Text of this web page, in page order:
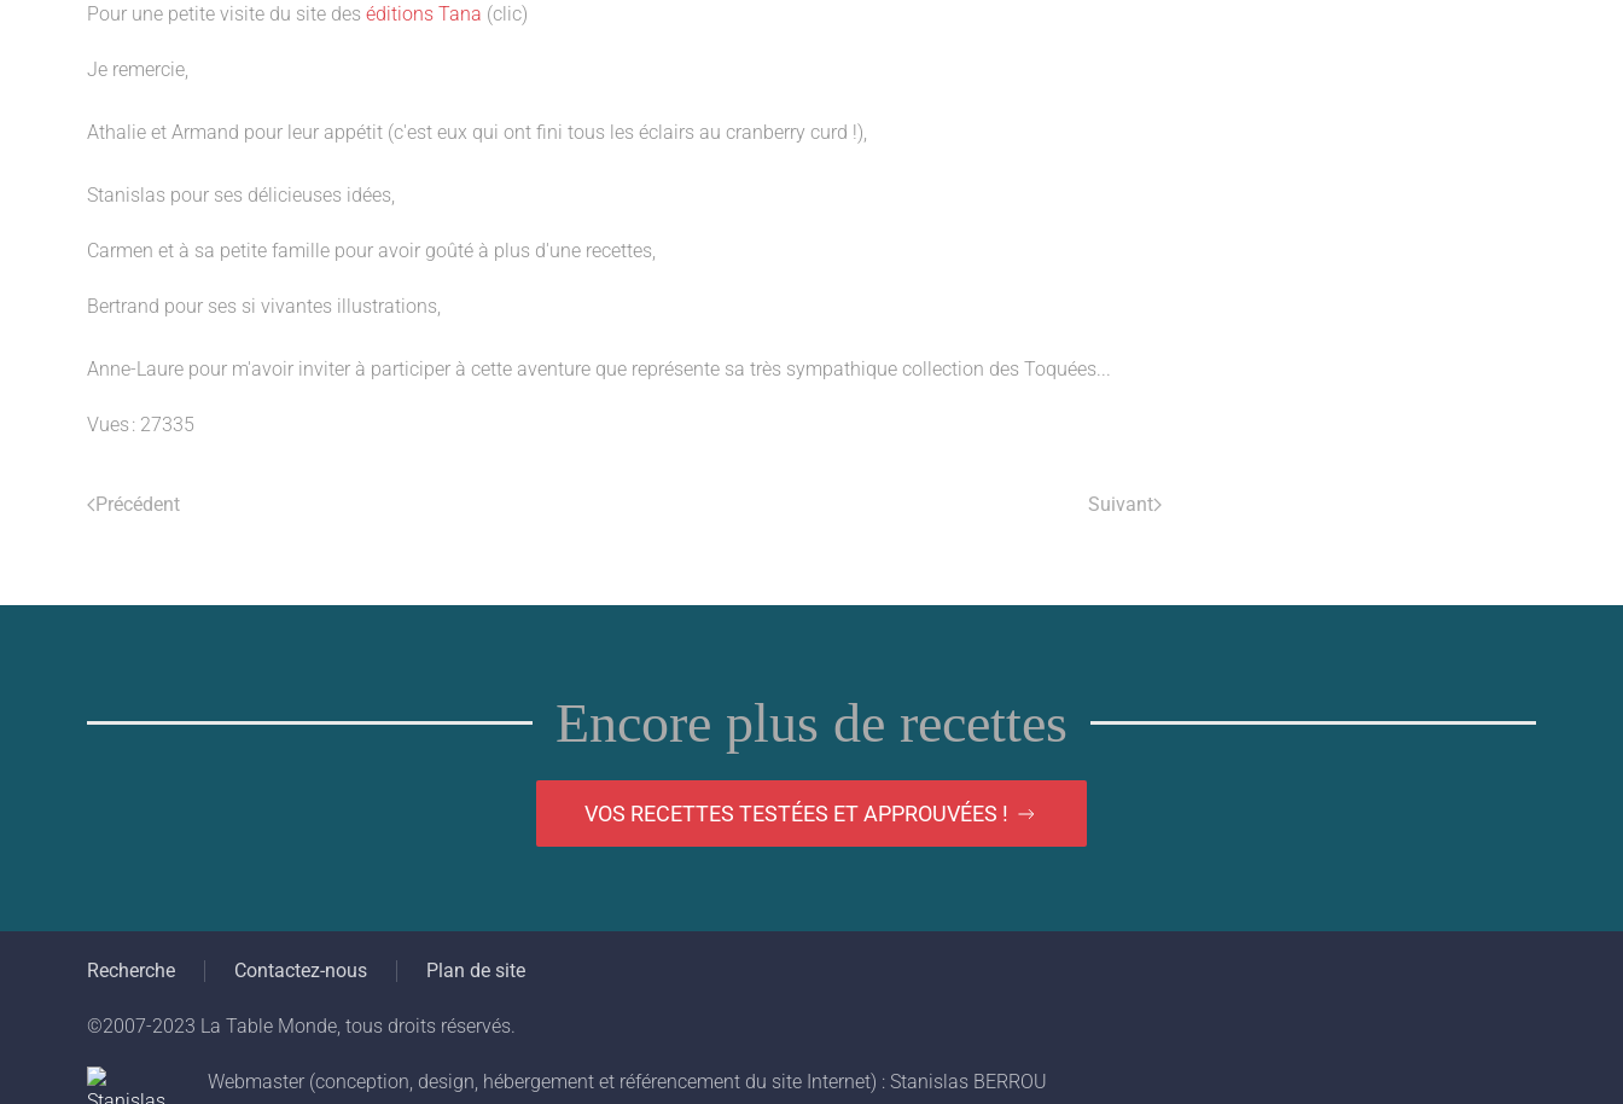
Pour une petite visite du site des éditions Tana (clic)
Je remercie,
Athalie et Armand pour leur appétit (c'est eux qui ont fini tous les éclairs au cranberry curd !),
Stanislas pour ses délicieuses idées,
Carmen et à sa petite famille pour avoir goûté à plus d'une recettes,
Bertrand pour ses si vivantes illustrations,
Anne-Laure pour m'avoir inviter à participer à cette aventure que représente sa très sympathique collection des Toquées...
Vues : 27335
Précédent Suivant
Encore plus de recettes
VOS RECETTES TESTÉES ET APPROUVÉES !
Recherche Contactez-nous Plan de site
©2007-2023 La Table Monde, tous droits réservés.
Webmaster (conception, design, hébergement et référencement du site Internet) : Stanislas BERROU